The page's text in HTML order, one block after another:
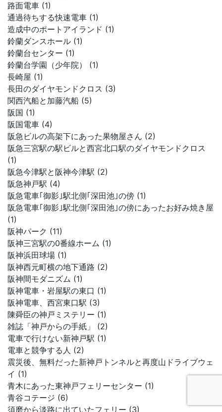
路面電車 (1)
通過待ちする快速電車 (1)
造成中のポートアイランド (1)
鈴蘭ダンスホール (1)
鈴蘭台センター (1)
鈴蘭台学園（少年院） (1)
長崎屋 (1)
長田のダイヤモンドクロス (3)
関西汽船と加藤汽船 (5)
阪国 (1)
阪国電車 (4)
阪急ビルの高架下にあった果物屋さん (2)
阪急三宮駅の駅ビルと西宮北口駅のダイヤモンドクロス
(1)
阪急今津駅と阪神今津駅 (2)
阪急神戸駅 (4)
阪急電車｢御影｣駅北側｢深田池｣の傍 (1)
阪急電車｢御影｣駅北側｢深田池｣の傍にあったお好み焼き屋
(1)
阪神パーク (11)
阪神三宮駅の0番線ホーム (1)
阪神浜田球場 (1)
阪神西元町横の地下通路 (2)
阪神間モダニズム (1)
阪神電車・岩屋駅の東口 (1)
阪神電車、西宮東口駅 (3)
陳舜臣の神戸ミステリー (1)
雑誌「神戸からの手紙」 (2)
電車で行けない新神戸駅 (1)
電車と競争する人 (2)
震災後、無料だった新神戸トンネルと再度山ドライブウェ
イ (1)
青木にあった東神戸フェリーセンター (1)
青谷コテージ (6)
須磨から淡路に出ていたフェリー (3)